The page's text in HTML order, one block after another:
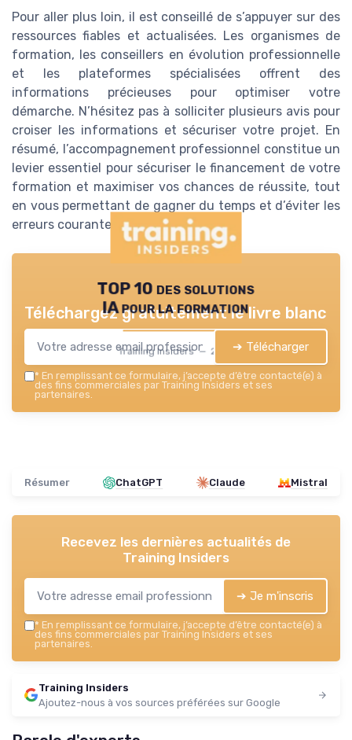
Pour aller plus loin, il est conseillé de s’appuyer sur des
ressources fiables et actualisées. Les organismes de
formation, les conseillers en évolution professionnelle
et les plateformes spécialisées offrent des
informations précieuses pour optimiser votre
démarche. N’hésitez pas à solliciter plusieurs avis pour
croiser les informations et sécuriser votre projet. En
résumé, l’accompagnement professionnel constitue un
levier essentiel pour sécuriser le financement de votre
formation et maximiser vos chances de réussite, tout
en vous permettant de gagner du temps et d’éviter les
erreurs courantes.
TOP 10 des solutions
IA pour la formation
Training Insiders — 2026
Téléchargez gratuitement le livre blanc
➔ Télécharger
* En remplissant ce formulaire, j’accepte d’être contacté(e) à
des fins commerciales par Training Insiders et ses
partenaires.
Résumer ChatGPT Claude Mistral
Recevez les dernières actualités de
Training Insiders
➔ Je m'inscris
* En remplissant ce formulaire, j’accepte d’être contacté(e) à
des fins commerciales par Training Insiders et ses
partenaires.
Training Insiders
Ajoutez-nous à vos sources préférées sur Google